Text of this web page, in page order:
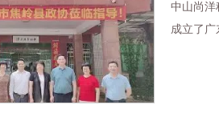
中山尚洋
成立了